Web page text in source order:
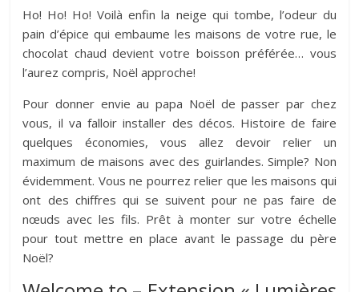
Ho! Ho! Ho! Voilà enfin la neige qui tombe, l’odeur du
pain d’épice qui embaume les maisons de votre rue, le
chocolat chaud devient votre boisson préférée… vous
l’aurez compris, Noël approche!
Pour donner envie au papa Noël de passer par chez
vous, il va falloir installer des décos. Histoire de faire
quelques économies, vous allez devoir relier un
maximum de maisons avec des guirlandes. Simple? Non
évidemment. Vous ne pourrez relier que les maisons qui
ont des chiffres qui se suivent pour ne pas faire de
nœuds avec les fils. Prêt à monter sur votre échelle
pour tout mettre en place avant le passage du père
Noël?